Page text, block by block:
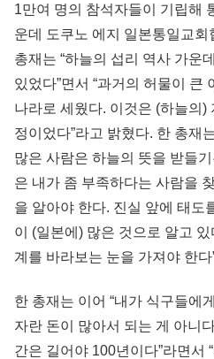
1만여 명의 참석자들이 기립해
운데 도쿠노 에지 일본통일교
총재는 “하늘의 섭리 역사 가운
있었다”면서 “과거의 허물이 큰
나라로 세웠다. 이것은 (하늘의)
정이었다”라고 밝혔다. 한 총재
많은 사람은 하늘의 뜻을 받들
은 내가 좀 부족하다는 사람을
을 알아야 한다. 진실 앞에 태도
이 (일본에) 많은 것으로 알고
계를 바라보는 눈을 가져야 한다
한 총재는 이어 “내가 식구들에
자란 돈이 많아서 되는 게 아니
간은 길어야 100년이다”라면서